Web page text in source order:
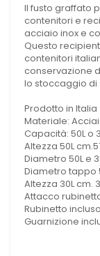
Il fusto graffato
contenitori e
acciaio inox e
Questo
contenitori
conservazione
lo stoccaggio di
Prodotto in Italia
Materiale:
Capacità: 50L o
Altezza 50L
Diametro 50L e
Diametro tappo
Altezza 30L cm.
Attacco
Rubinetto incluso
Guarnizione